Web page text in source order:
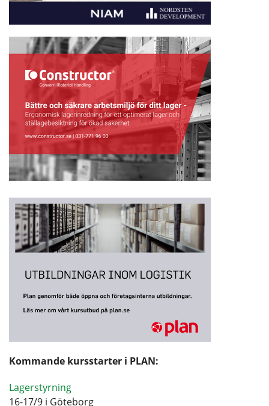
Kommande kursstarter i PLAN:
Lagerstyrning
16-17/9 i Göteborg